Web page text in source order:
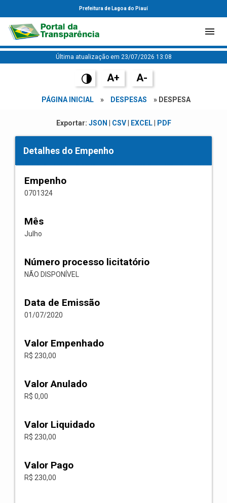
Prefeitura de Lagoa do Piauí
Última atualização em 23/07/2026 13:08
A+ A-
PÁGINA INICIAL » DESPESAS » DESPESA
Exportar: JSON CSV| EXCEL| PDF
Detalhes do Empenho
Empenho
0701324
Mês
Julho
Número processo licitatório
NÃO DISPONÍVEL
Data de Emissão
01/07/2020
Valor Empenhado
R$ 230,00
Valor Anulado
R$ 0,00
Valor Liquidado
R$ 230,00
Valor Pago
R$ 230,00